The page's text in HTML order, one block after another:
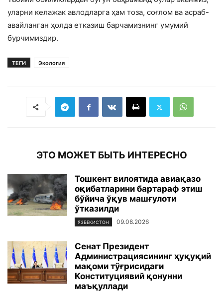
уларни келажак авлодларга ҳам тоза, соғлом ва асраб-
авайланган ҳолда етказиш барчамизнинг умумий
бурчимиздир.
ТЕГИ Экология
ЭТО МОЖЕТ БЫТЬ ИНТЕРЕСНО
Тошкент вилоятида авиақазо
оқибатларини бартараф этиш
бўйича ўқув машғулоти
ўтказилди
ЎЗБЕКИСТОН 09.08.2026
Сенат Президент
Администрациясининг ҳуқуқий
мақоми тўғрисидаги
Конституциявий қонунни
маъқуллади